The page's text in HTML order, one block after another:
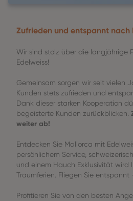
Zufrieden und entspannt nach
Wir sind stolz über die langjährige
Edelweiss!
Gemeinsam sorgen wir seit vielen
Kunden stets zufrieden und
Dank dieser starken Kooperation
begeisterte Kunden zurückblicken.
weiter ab!
Entdecken Sie Mallorca mit
persönlichem Service,
und einem Hauch Exklusivität wird
Traumferien. Fliegen Sie entspannt
Profitieren Sie von den besten